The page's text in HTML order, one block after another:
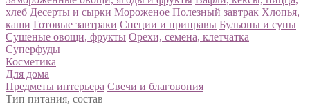
хлеб Десерты и сырки Мороженое Полезный завтрак Хлопья,
каши Готовые завтраки Специи и приправы Бульоны и супы
Сушеные овощи, фрукты Орехи, семена, клетчатка
Суперфуды
Косметика
Для дома
Предметы интерьера Свечи и благовония
Тип питания, состав